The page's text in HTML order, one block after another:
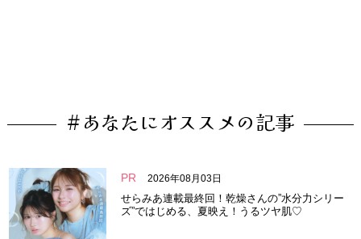
#あなたにオススメの記事
PR 2026年08月03日
せらみあ連載最終回！乾燥さんの”水分力シリー
ズ”ではじめる、夏映え！うるツヤ肌♡